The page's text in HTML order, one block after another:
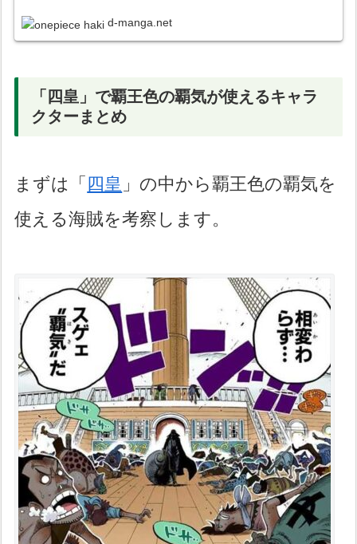
い稲妻】
d-manga.net
「四皇」で覇王色の覇気が使えるキャラ
クターまとめ
まずは「 四皇 」の中から覇王色の覇気を
使える海賊を考察します。